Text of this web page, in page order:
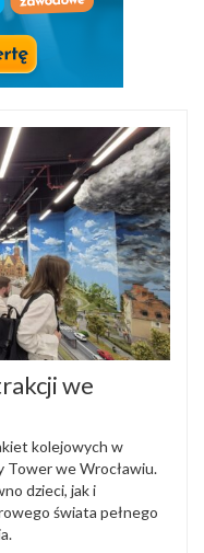
we
kolejowych w
Tower we Wrocławiu.
dzieci, jak i
świata pełnego